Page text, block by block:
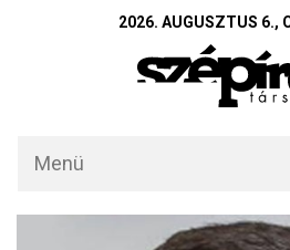
2026. AUGUSZTUS 6.,
Menü